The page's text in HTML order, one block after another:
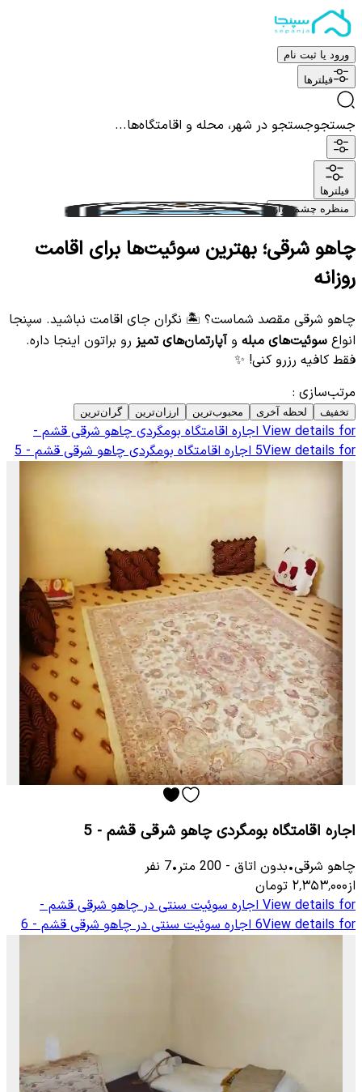
ورود یا ثبت نام
فیلترها
جستجوجستجو در شهر، محله و اقامتگاه‌ها...
فیلترها
منظره چشم نواز
چاهو شرقی؛ بهترین سوئیت‌ها برای اقامت
روزانه
چاهو شرقی مقصد شماست؟ 🏝️ نگران جای اقامت نباشید. سپنجا
انواع سوئیت‌های مبله وآپارتمان‌های تمیز رو براتون اینجا داره.
فقط کافیه رزرو کنی! ✨
مرتب‌سازی :
تخفیف لحظه آخری محبوب‌ترین ارزان‌ترین گران‌ترین
View details for اجاره اقامتگاه بومگردی چاهو شرقی قشم -
5View details for اجاره اقامتگاه بومگردی چاهو شرقی قشم - 5
اجاره اقامتگاه بومگردی چاهو شرقی قشم - 5
چاهو شرقی•بدون اتاق -
200 متر•
7 نفر
از۲٬۳۵۳٬۰۰۰ تومان
View details for اجاره سوئیت سنتی در چاهو شرقی قشم -
6View details for اجاره سوئیت سنتی در چاهو شرقی قشم - 6